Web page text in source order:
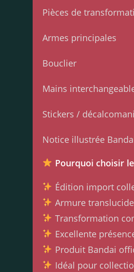
Pièces de
Armes principales
Bouclier
Mains
Stickers /
Notice illustrée
Pourquoi choisir
Édition import
Armure
Transformation
Excellente
Produit Bandai
Idéal pour